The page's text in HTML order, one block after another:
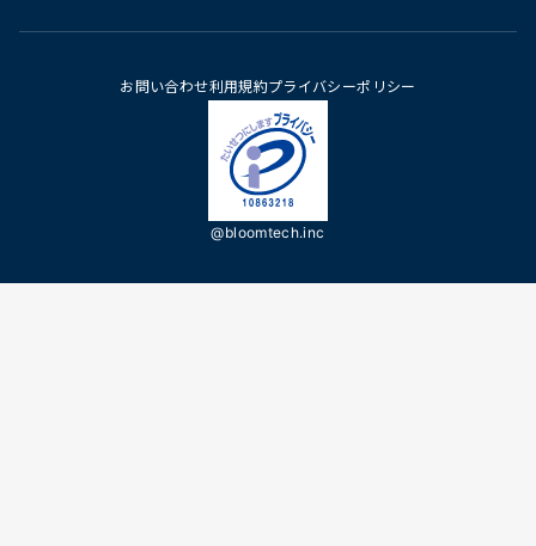
お問い合わせ利用規約プライバシーポリシー
@bloomtech.inc